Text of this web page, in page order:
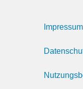
Impressum